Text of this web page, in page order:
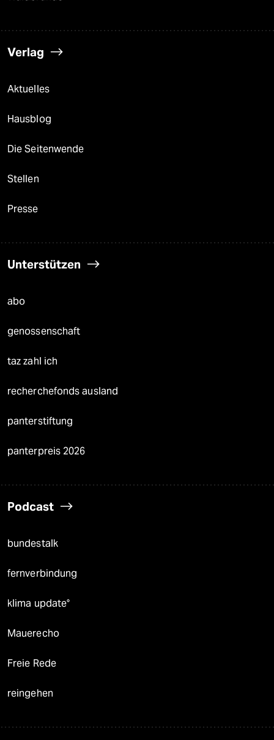
Verlag
Aktuelles
Hausblog
Die Seitenwende
Stellen
Presse
Unterstützen
abo
genossenschaft
taz zahl ich
recherchefonds ausland
panterstiftung
panterpreis 2026
Podcast
bundestalk
fernverbindung
klima update°
Mauerecho
Freie Rede
reingehen